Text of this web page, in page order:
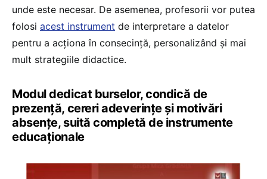
unde este necesar. De asemenea, profesorii vor putea
folosi acest instrument de interpretare a datelor
pentru a acționa în consecință, personalizând și mai
mult strategiile didactice.
Modul dedicat burselor, condică de
prezență, cereri adeverințe și motivări
absențe, suită completă de instrumente
educaționale